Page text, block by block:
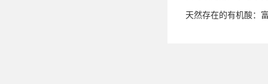
天然存在的有机酸：